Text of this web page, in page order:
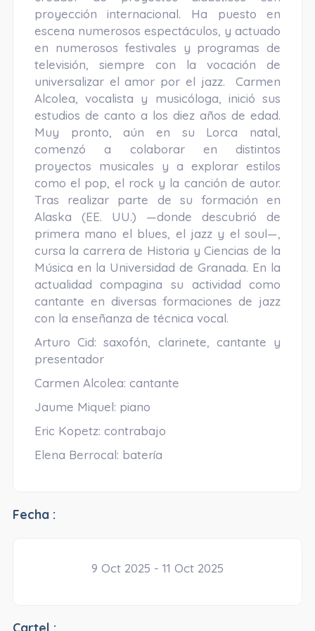
proyección internacional. Ha puesto en
escena numerosos espectáculos, y actuado
en numerosos festivales y programas de
televisión, siempre con la vocación de
universalizar el amor por el jazz. Carmen
Alcolea, vocalista y musicóloga, inició sus
estudios de canto a los diez años de edad.
Muy pronto, aún en su Lorca natal,
comenzó a colaborar en distintos
proyectos musicales y a explorar estilos
como el pop, el rock y la canción de autor.
Tras realizar parte de su formación en
Alaska (EE. UU.) —donde descubrió de
primera mano el blues, el jazz y el soul—,
cursa la carrera de Historia y Ciencias de la
Música en la Universidad de Granada. En la
actualidad compagina su actividad como
cantante en diversas formaciones de jazz
con la enseñanza de técnica vocal.
Arturo Cid: saxofón, clarinete, cantante y
presentador
Carmen Alcolea: cantante
Jaume Miquel: piano
Eric Kopetz: contrabajo
Elena Berrocal: batería
Fecha :
9 Oct 2025 - 11 Oct 2025